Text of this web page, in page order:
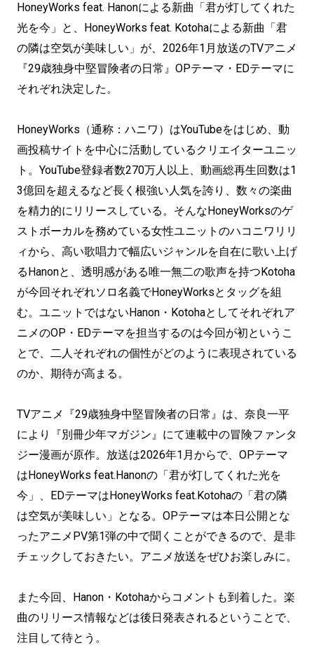
HoneyWorks feat. Hanonによる新曲「君が灯してくれた
光を今」と、HoneyWorks feat. Kotohaによる新曲「君
の隣は空気が美味しい」が、2026年1月放送のTVアニメ
『29歳独身中堅冒険者の日常』OPテーマ・EDテーマに
それぞれ決定した。
HoneyWorks（通称：ハニワ）はYouTubeをはじめ、動
画投稿サイトを中心に活動しているクリエイターユニッ
ト。YouTube登録者数270万人以上、動画総再生回数は1
3億回を超えるなど長く根強い人気を誇り、数々の楽曲
を精力的にリリースしている。そんなHoneyWorksのゲ
ストボーカルを務めている女性ユニットのハコニワリリ
ィから、高い歌唱力で幅広いジャンルを自在に歌い上げ
るHanonと、透明感がある唯一無二の歌声を持つKotoha
が今回それぞれソロ名義でHoneyWorksとタッグを組
む。ユニットではないHanon・Kotohaとしてそれぞれア
ニメのOP・EDテーマを担当するのは今回が初というこ
とで、二人それぞれの個性がどのように表現されている
のか、期待が高まる。
TVアニメ『29歳独身中堅冒険者の日常』は、奈良一平
により『別冊少年マガジン』にて連載中の冒険ファンタ
ジー漫画が原作。放送は2026年1月からで、OPテーマ
はHoneyWorks feat.Hanonの「君が灯してくれた光を
今」、EDテーマはHoneyWorks feat.Kotohaの「君の隣
は空気が美味しい」となる。OPテーマは本日公開とな
ったアニメPV第1弾の中で聞くことができるので、是非
チェックしておきたい。アニメ放送をぜひお楽しみに。
また今回、Hanon・Kotohaからコメントも到着した。楽
曲のリリース情報などは後日発表されるということで、
注目して待とう。